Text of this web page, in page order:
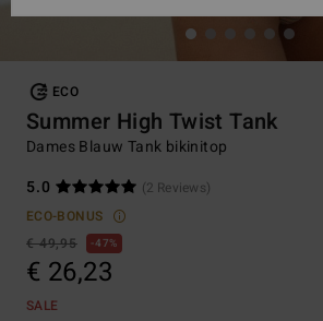
ECO
Summer High Twist Tank
Dames Blauw Tank bikinitop
5.0
(2 Reviews)
ECO-BONUS
€ 49,95
47%
€ 26,23
SALE